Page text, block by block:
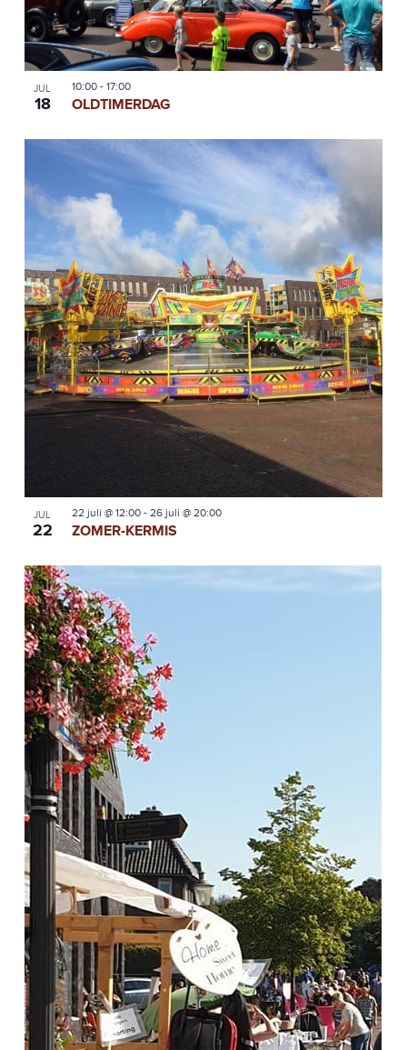
JUL
18
10:00 - 17:00
OLDTIMERDAG
JUL
22
22 juli @ 12:00- 26 juli @ 20:00
ZOMER-KERMIS